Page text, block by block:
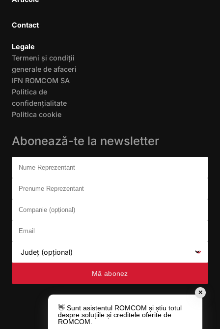
Contact
Legale
Termeni și condiții
generale de afaceri
IFN ROMCOM SA
Politica de
confidențialitate
Politica cookie
Abonează-te la newsletter
Don't fill this out:
Nume Reprezentant
Prenume Reprezentant
Companie (opțional)
Email
Județ (opțional)
Mă abonez
✕
👋 Sunt asistentul ROMCOM și știu totul
despre soluțiile și creditele oferite de
ROMCOM.